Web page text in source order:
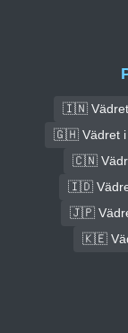
🇮🇳 Vädret
🇬🇭 Vädret i
🇨🇳
🇮🇩
🇯🇵
🇰🇪